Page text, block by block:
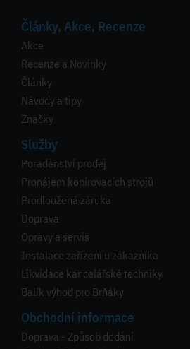
Články, Akce, Recenze
Akce
Recenze a Novinky
Články
Návody a tipy
Značky
Služby
Poradenství prodej
Pronájem kopírovacích strojů
Prodloužená záruka
Doprava
Opravy a servis
Instalace zařízení u zákazníka
Likvidace kancelářské techniky
Balík výhod pro Brňáky
Obchodní informace
Doprava - Způsob dodání